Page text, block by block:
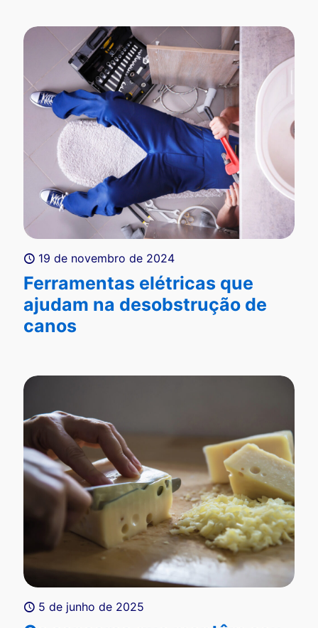
19 de novembro de 2024
Ferramentas elétricas que
ajudam na desobstrução de
canos
5 de junho de 2025